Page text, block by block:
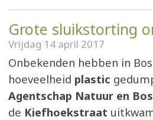
Grote sluikstorting
Vrijdag 14 april 2017
Onbekenden hebben in
hoeveelheid plastic
Agentschap Natuur en Bos
de Kiefhoekstraat